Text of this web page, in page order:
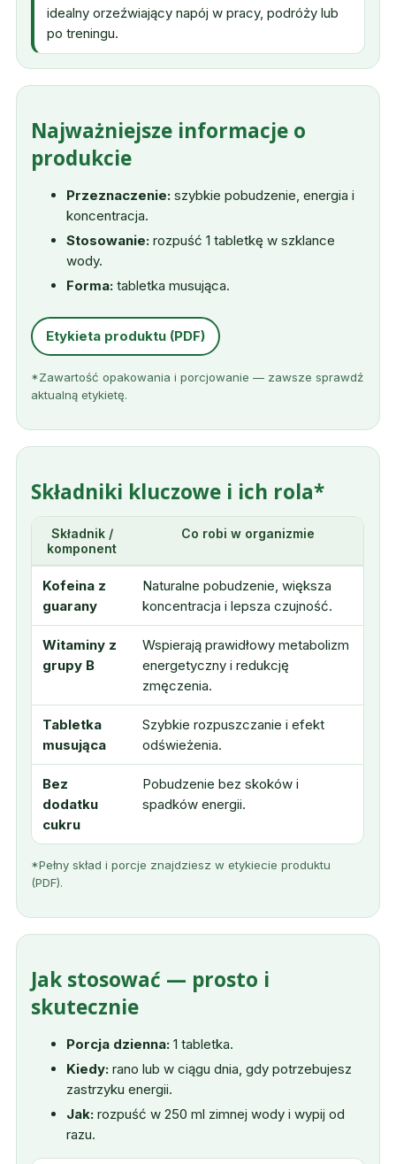
idealny orzeźwiający napój w pracy, podróży lub
po treningu.
Najważniejsze informacje o
produkcie
Przeznaczenie: szybkie pobudzenie, energia i
koncentracja.
Stosowanie: rozpuść 1 tabletkę w szklance
wody.
Forma: tabletka musująca.
Etykieta produktu (PDF)
*Zawartość opakowania i porcjowanie — zawsze sprawdź
aktualną etykietę.
Składniki kluczowe i ich rola*
Składnik /
komponent
Co robi w organizmie
Kofeina z
guarany
Naturalne pobudzenie, większa
koncentracja i lepsza czujność.
Witaminy z
grupy B
Wspierają prawidłowy metabolizm
energetyczny i redukcję
zmęczenia.
Tabletka
musująca
Szybkie rozpuszczanie i efekt
odświeżenia.
Bez
dodatku
cukru
Pobudzenie bez skoków i
spadków energii.
*Pełny skład i porcje znajdziesz w etykiecie produktu
(PDF).
Jak stosować — prosto i
skutecznie
Porcja dzienna: 1 tabletka.
Kiedy: rano lub w ciągu dnia, gdy potrzebujesz
zastrzyku energii.
Jak: rozpuść w 250 ml zimnej wody i wypij od
razu.